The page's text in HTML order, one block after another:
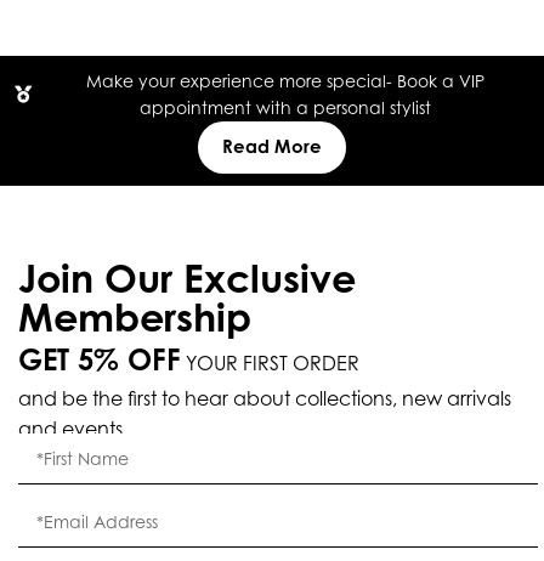
Make your experience more special- Book a VIP
appointment with a personal stylist
Read More
Join Our Exclusive
Membership
GET 5% OFF YOUR FIRST ORDER
and be the first to hear about collections, new arrivals
and events.